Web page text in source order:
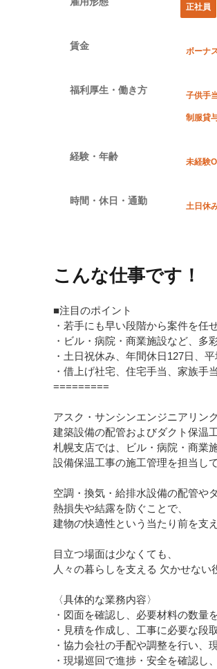
正社員
賃金 ボーナ
福利厚生・働き方 子供手
制服貸
経験・年齢 未経験
時間・休日・通勤 土日休
こんな仕事です！
■注目のポイント
・若手にも早い段階から案件を任
・ビル・病院・商業施設など、多
・土日祝休み、年間休日127日、
・借上げ社宅、住宅手当、家族手
=========
アスク・サンシンエンジニアリン
建築設備の配管およびダクト保温
札幌支店では、ビル・病院・商業
設備保温工事の施工管理を担当し
空調・換気・給排水設備の配管や
熱損失や結露を防ぐことで、
建物の快適性という当たり前を支
目立つ場面は少なくても、
人々の暮らしを支える 欠かせない
〈具体的な業務内容〉
・図面を確認し、必要材料の数量
・見積を作成し、工事に必要な段
・協力会社の手配や調整を行い、
・現場巡回で進捗・安全を確認し、